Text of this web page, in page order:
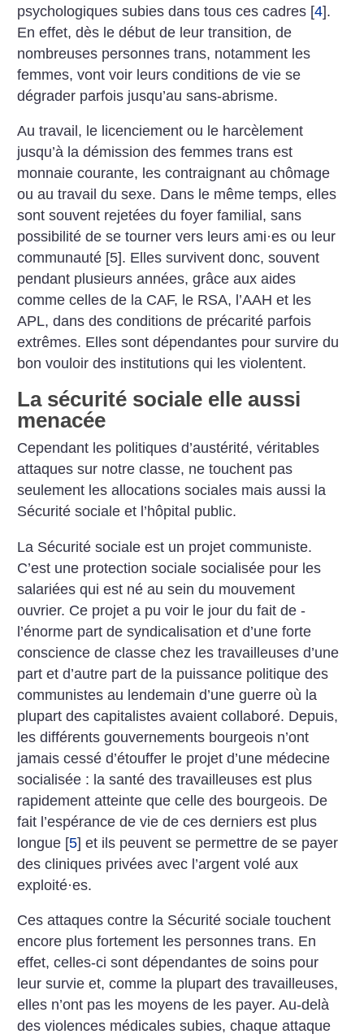
psychologiques ­subies dans tous ces ­cadres [4].
En effet, dès le début de leur transition, de
nombreuses personnes trans, notamment les
femmes, vont voir leurs conditions de vie se
dégrader parfois jusqu’au sans-abrisme.
Au travail, le licenciement ou le harcèlement
jusqu’à la démission des femmes trans est
monnaie courante, les contraignant au chômage
ou au travail du sexe. Dans le même temps, elles
sont souvent rejetées du foyer familial, sans
possibilité de se tourner vers leurs ami·es ou leur
commu­nauté [5]. Elles survivent donc, souvent
pendant plusieurs années, grâce aux aides
comme celles de la CAF, le RSA, l’AAH et les
APL, dans des conditions de précarité parfois
extrêmes. Elles sont dépendantes pour survire du
bon vouloir des institutions qui les violentent.
La sécurité sociale elle aussi
menacée
Cependant les politiques d’austérité, véritables
attaques sur ­notre classe, ne touchent pas
seulement les allocations sociales mais aussi la
Sécurité sociale et l’hôpital public.
La Sécurité sociale est un projet communiste.
C’est une protection sociale socialisée pour les
salariées qui est né au sein du mouvement
ouvrier. Ce projet a pu voir le jour du fait de ­
l’énorme part de syndicalisation et d’une forte
conscience de ­classe chez les travailleuses d’une
part et d’autre part de la puis­sance politique des
communistes au lendemain ­d’une guerre où la
plupart des capitalistes avaient collaboré. Depuis,
les différents gouvernements bourgeois n’ont
jamais cessé d’étouffer le projet d’une médecine
socialisée : la santé des travailleuses est plus
rapidement atteinte que celle des bourgeois. De
fait l’espérance de vie de ces derniers est plus
longue [5] et ils peuvent se permettre de se payer
des cliniques ­privées avec l’argent volé aux
exploité·es.
Ces attaques contre la Sécurité sociale touchent
encore plus fortement les personnes trans. En
effet, celles-ci sont dépendantes de soins pour
leur survie et, comme la plupart des travailleuses,
elles n’ont pas les moyens de les payer. Au-delà
des violences médicales subies, chaque attaque